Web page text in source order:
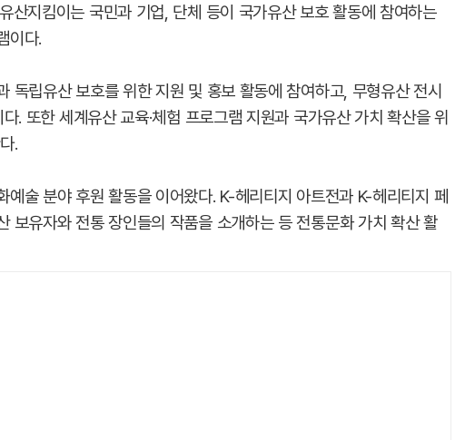
산지킴이는 국민과 기업, 단체 등이 국가유산 보호 활동에 참여하는
이다.
독립유산 보호를 위한 지원 및 홍보 활동에 참여하고, 무형유산 전시
. 또한 세계유산 교육·체험 프로그램 지원과 국가유산 가치 확산을 위
.
예술 분야 후원 활동을 이어왔다. K-헤리티지 아트전과 K-헤리티지 페
보유자와 전통 장인들의 작품을 소개하는 등 전통문화 가치 확산 활